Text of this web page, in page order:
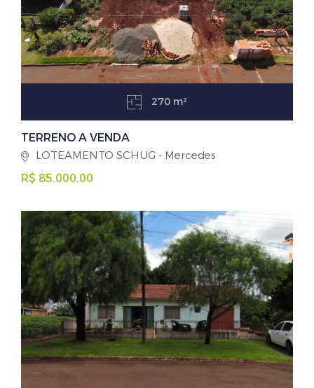
270 m²
TERRENO A VENDA
LOTEAMENTO SCHUG - Mercedes
R$ 85.000,00